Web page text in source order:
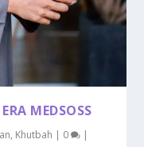
MEDSOSS
, Khutbah | 0 |